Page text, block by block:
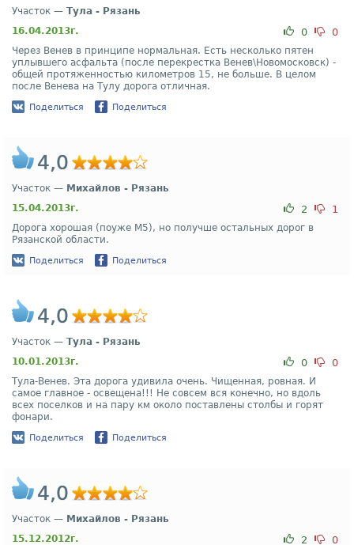
Участок — Тула - Рязань
16.04.2013г.
0 0
Через Венев в принципе нормальная. Есть несколько пятен
уплывшего асфальта (после перекрестка Венев\Новомосковск) -
общей протяженностью километров 15, не больше. В целом
после Венева на Тулу дорога отличная.
Поделиться Поделиться
4,0
Участок — Михайлов - Рязань
15.04.2013г.
2 1
Дорога хорошая (поуже М5), но получше остальных дорог в
Рязанской области.
Поделиться Поделиться
4,0
Участок — Тула - Рязань
10.01.2013г.
0 0
Тула-Венев. Эта дорога удивила очень. Чищенная, ровная. И
самое главное - освещена!!! Не совсем вся конечно, но вдоль
всех поселков и на пару км около поставлены столбы и горят
фонари.
Поделиться Поделиться
4,0
Участок — Михайлов - Рязань
15.12.2012г.
2 0